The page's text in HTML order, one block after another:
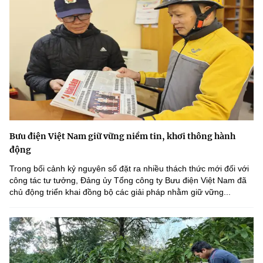
Bưu điện Việt Nam giữ vững niềm tin, khơi thông hành
động
Trong bối cảnh kỷ nguyên số đặt ra nhiều thách thức mới đối với
công tác tư tưởng, Đảng ủy Tổng công ty Bưu điện Việt Nam đã
chủ động triển khai đồng bộ các giải pháp nhằm giữ vững...